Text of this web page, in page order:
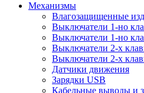
Механизмы
Влагозащищенные
Выключатели 1-но
Выключатели 1-но
Выключатели 2-х
Выключатели 2-х
Датчики движения
Зарядки USB
Кабельные выводы и